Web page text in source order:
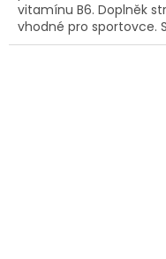
vitamínu B6. Doplněk
vhodné pro sportovce.